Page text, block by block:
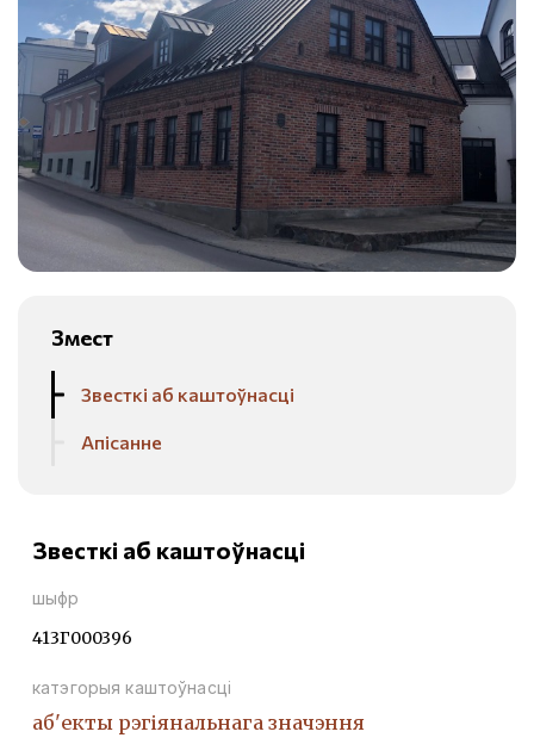
Змест
Звесткі аб каштоўнасці
Апісанне
Звесткі аб каштоўнасці
шыфр
413Г000396
катэгорыя каштоўнасці
аб'екты рэгіянальнага значэння